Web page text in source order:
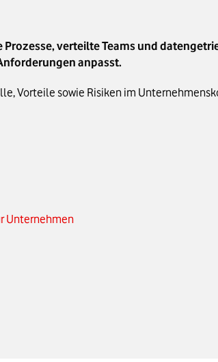
verteilte Teams und
anpasst.
Vorteile sowie Risiken im
Unternehmen